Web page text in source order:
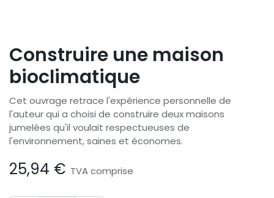
Construire une maison
bioclimatique
Cet ouvrage retrace l'expérience personnelle de
l'auteur qui a choisi de construire deux maisons
jumelées qu'il voulait respectueuses de
l'environnement, saines et économes.
25,94 € TVA comprise